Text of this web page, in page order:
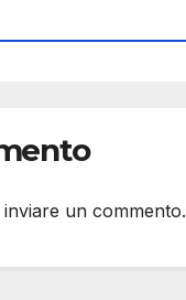
un commento.